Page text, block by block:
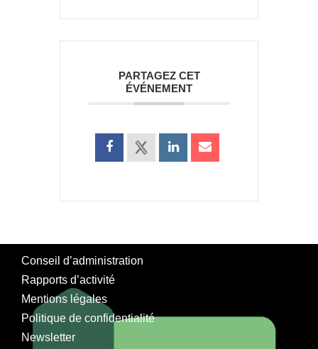
PARTAGEZ CET
ÉVÉNEMENT
Conseil d’administration
Rapports d’activité
Mentions légales
Politique de confidentialité
Newsletter